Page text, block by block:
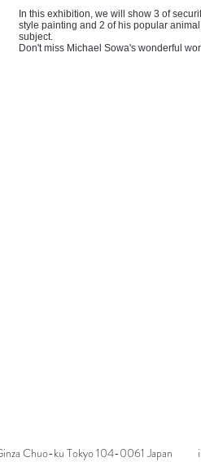
In this exhibition, we will show 3 of
style painting and 2 of his popular
subject.
Don't miss Michael Sowa's wonderful
Chuo-ku Tokyo 104-0061 Japan